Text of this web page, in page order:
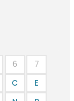
6
7
C
E